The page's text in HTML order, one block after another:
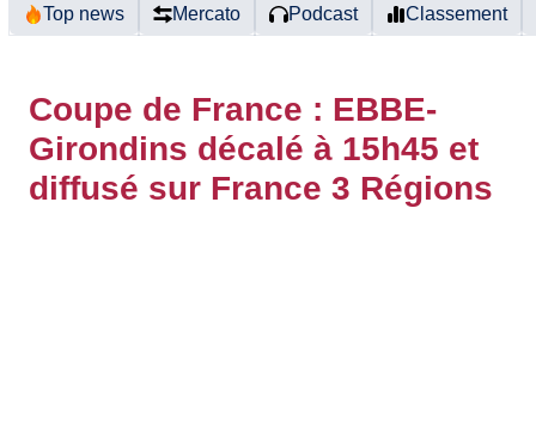
Top news Mercato Podcast Classement
Coupe de France : EBBE-
Girondins décalé à 15h45 et
diffusé sur France 3 Régions